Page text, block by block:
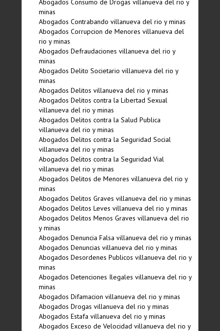
Abogados Consumo de Drogas villanueva del rio y
minas
Abogados Contrabando villanueva del rio y minas
Abogados Corrupcion de Menores villanueva del
rio y minas
Abogados Defraudaciones villanueva del rio y
minas
Abogados Delito Societario villanueva del rio y
minas
Abogados Delitos villanueva del rio y minas
Abogados Delitos contra la Libertad Sexual
villanueva del rio y minas
Abogados Delitos contra la Salud Publica
villanueva del rio y minas
Abogados Delitos contra la Seguridad Social
villanueva del rio y minas
Abogados Delitos contra la Seguridad Vial
villanueva del rio y minas
Abogados Delitos de Menores villanueva del rio y
minas
Abogados Delitos Graves villanueva del rio y minas
Abogados Delitos Leves villanueva del rio y minas
Abogados Delitos Menos Graves villanueva del rio
y minas
Abogados Denuncia Falsa villanueva del rio y minas
Abogados Denuncias villanueva del rio y minas
Abogados Desordenes Publicos villanueva del rio y
minas
Abogados Detenciones Ilegales villanueva del rio y
minas
Abogados Difamacion villanueva del rio y minas
Abogados Drogas villanueva del rio y minas
Abogados Estafa villanueva del rio y minas
Abogados Exceso de Velocidad villanueva del rio y